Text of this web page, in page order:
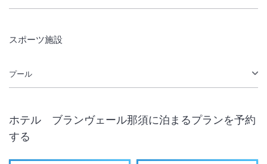
スポーツ施設
プール
ホテル ブランヴェール那須に泊まるプランを予約
する